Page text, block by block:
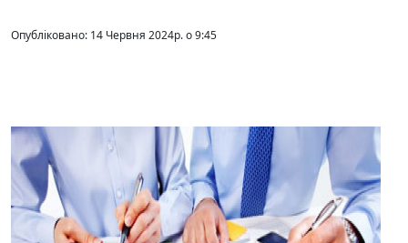
Опубліковано: 14 Червня 2024р. о 9:45